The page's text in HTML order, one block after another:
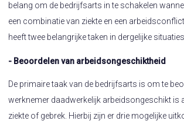
belang om de bedrijfsarts in te schakelen
een combinatie van ziekte en een
heeft twee belangrijke taken in dergelijke
- Beoordelen van arbeidsongeschiktheid
De primaire taak van de bedrijfsarts is om te
werknemer daadwerkelijk arbeidsongeschikt is
ziekte of gebrek. Hierbij zijn er drie mogelijke